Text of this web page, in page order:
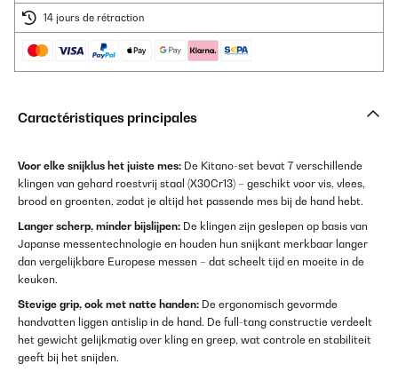
14 jours de rétraction
Caractéristiques principales
Voor elke snijklus het juiste mes: De Kitano-set bevat 7 verschillende
klingen van gehard roestvrij staal (X30Cr13) – geschikt voor vis, vlees,
brood en groenten, zodat je altijd het passende mes bij de hand hebt.
Langer scherp, minder bijslijpen: De klingen zijn geslepen op basis van
Japanse messentechnologie en houden hun snijkant merkbaar langer
dan vergelijkbare Europese messen – dat scheelt tijd en moeite in de
keuken.
Stevige grip, ook met natte handen: De ergonomisch gevormde
handvatten liggen antislip in de hand. De full-tang constructie verdeelt
het gewicht gelijkmatig over kling en greep, wat controle en stabiliteit
geeft bij het snijden.